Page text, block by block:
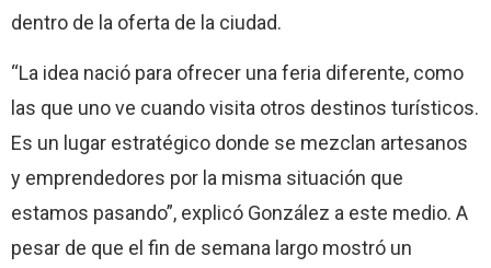
dentro de la oferta de la ciudad.
“La idea nació para ofrecer una feria diferente, como
las que uno ve cuando visita otros destinos turísticos.
Es un lugar estratégico donde se mezclan artesanos
y emprendedores por la misma situación que
estamos pasando”, explicó González a este medio. A
pesar de que el fin de semana largo mostró un